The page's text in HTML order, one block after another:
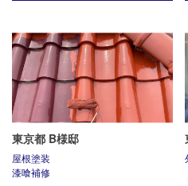
東京都 B様邸
屋根塗装
漆喰補修